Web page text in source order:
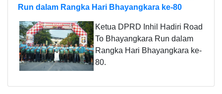
Run dalam Rangka Hari Bhayangkara ke-80
Ketua DPRD Inhil Hadiri Road
To Bhayangkara Run dalam
Rangka Hari Bhayangkara ke-
80.